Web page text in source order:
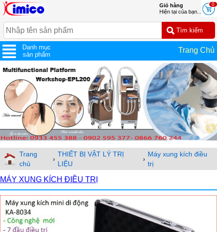
0
Giỏ hàng
Hiện tại của bạn...
Danh mục
sản phẩm
Trang Chủ
Trang
chủ
›
THIẾT BỊ VẬT LÝ TRỊ
LIỆU
›
Máy xung kích điều
trị
MÁY XUNG KÍCH ĐIỀU TRỊ